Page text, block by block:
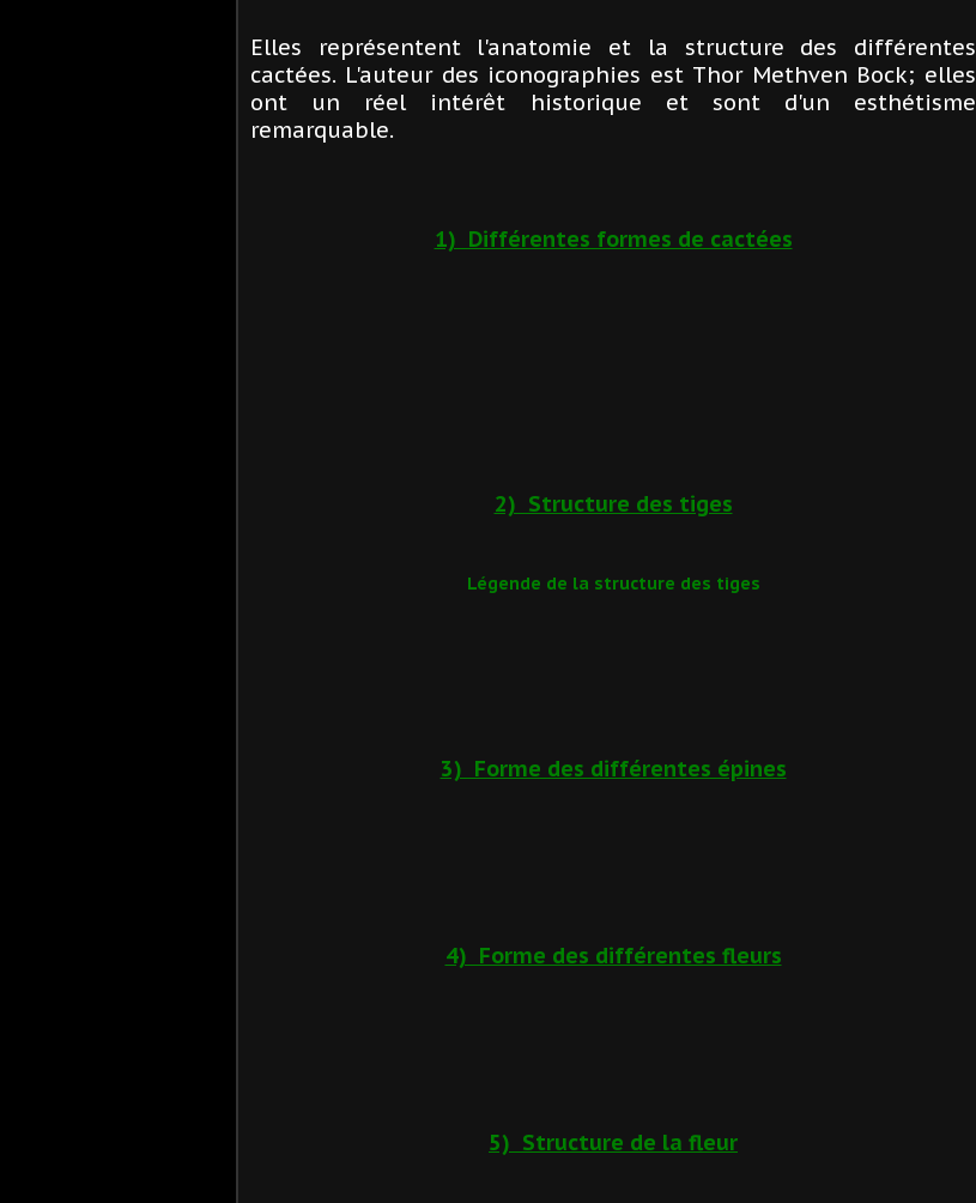
Elles représentent l'anatomie et la structure des différentes
cactées. L'auteur des iconographies est Thor Methven Bock; elles
ont un réel intérêt historique et sont d'un esthétisme
remarquable.
1) Différentes formes de cactées
2) Structure des tiges
Légende de la structure des tiges
3) Forme des différentes épines
4) Forme des différentes fleurs
5) Structure de la fleur